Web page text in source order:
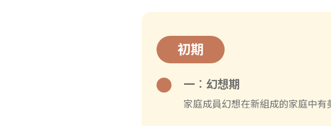
初期
一︰幻想期
家庭成員幻想在新組成的家庭中